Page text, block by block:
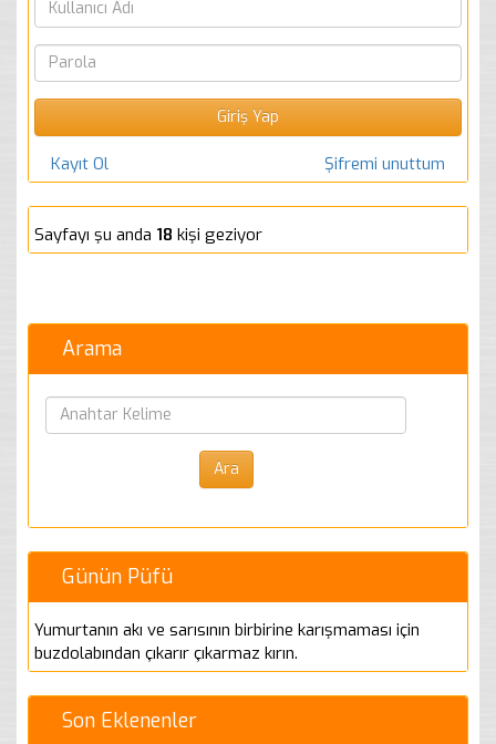
Kayıt Ol Şifremi unuttum
Sayfayı şu anda 18 kişi geziyor
Arama
Günün Püfü
Yumurtanın akı ve sarısının birbirine karışmaması için
buzdolabından çıkarır çıkarmaz kırın.
Son Eklenenler